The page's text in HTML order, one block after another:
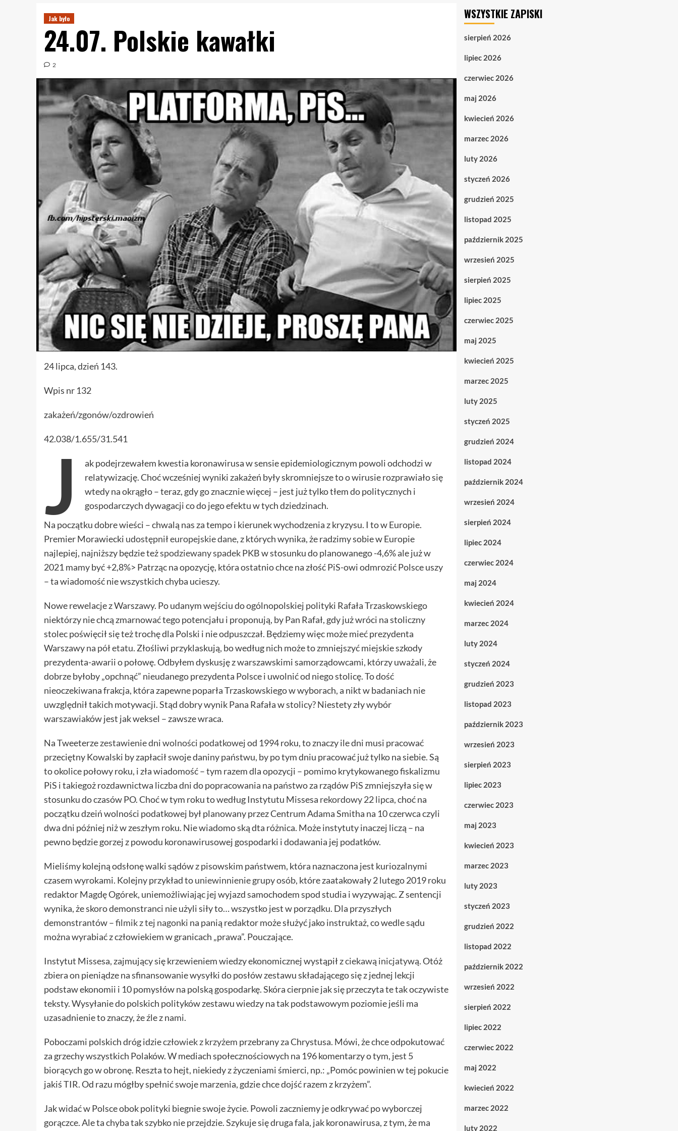
Jak było
24.07. Polskie kawałki
2
24 lipca, dzień 143.
Wpis nr 132
zakażeń/zgonów/ozdrowień
42.038/1.655/31.541
J
ak podejrzewałem kwestia koronawirusa w sensie epidemiologicznym powoli odchodzi w
relatywizację. Choć wcześniej wyniki zakażeń były skromniejsze to o wirusie rozprawiało się
wtedy na okrągło – teraz, gdy go znacznie więcej – jest już tylko tłem do politycznych i
gospodarczych dywagacji co do jego efektu w tych dziedzinach.
Na początku dobre wieści – chwalą nas za tempo i kierunek wychodzenia z kryzysu. I to w Europie.
Premier Morawiecki udostępnił europejskie dane, z których wynika, że radzimy sobie w Europie
najlepiej, najniższy będzie teżspodziewany spadekPKB w stosunku do planowanego -4,6% ale już w
2021 mamy być +2,8%> Patrząc na opozycję, która ostatnio chce na złość PiS-owi odmrozić Polsce uszy
– ta wiadomość nie wszystkich chyba ucieszy.
Nowe rewelacje z Warszawy. Po udanym wejściu do ogólnopolskiej polityki Rafała Trzaskowskiego
niektórzy nie chcą zmarnować tego potencjału i proponują, by Pan Rafał, gdy już wróci na stoliczny
stolec poświęcił się też trochę dla Polski i nie odpuszczał. Będziemy więc może mieć prezydenta
Warszawyna pół etatu. Złośliwi przyklaskują, bo według nich może to zmniejszyć miejskie szkody
prezydenta-awarii o połowę. Odbyłem dyskusję z warszawskimi samorządowcami, którzy uważali, że
dobrze byłoby „opchnąć” nieudanego prezydenta Polsce i uwolnić od niego stolicę. To dość
nieoczekiwana frakcja, która zapewne poparła Trzaskowskiego w wyborach, a nikt w badaniach nie
uwzględnił takich motywacji. Stąd dobry wynik Pana Rafała w stolicy? Niestety zły wybór
warszawiaków jest jak weksel – zawsze wraca.
Na Tweeterzezestawienie dni wolności podatkowejod 1994 roku, to znaczy ile dni musi pracować
przeciętny Kowalski by zapłacił swoje daniny państwu, by po tym dniu pracować już tylko na siebie. Są
to okolice połowy roku, i zła wiadomość – tym razem dla opozycji – pomimo krytykowanego fiskalizmu
PiS i takiegoż rozdawnictwa liczba dni do popracowania na państwo za rządów PiS zmniejszyła się w
stosunku do czasów PO. Choć w tym roku to według Instytutu Missesa rekordowy 22 lipca, choć na
początku dzeiń wolności podatkowej był planowany przez Centrum Adama Smitha na 10 czerwca czyli
dwa dni później niż w zeszłym roku. Nie wiadomo ską dta różnica. Może instytuty inaczej liczą – na
pewno będzie gorzej z powodu koronawirusowej gospodarki i dodawania jej podatków.
Mieliśmy kolejną odsłonę walki sądów z pisowskim państwem, która naznaczona jest kuriozalnymi
czasem wyrokami. Kolejny przykład touniewinnienie grupy osób, które zaatakowały 2 lutego 2019 roku
redaktor Magdę Ogórek, uniemożliwiając jej wyjazd samochodem spod studia i wyzywając. Z sentencji
wynika, że skoro demonstranci nie użyli siły to… wszystko jest w porządku. Dla przyszłych
demonstrantów –filmik z tej nagonki na panią redaktor może służyć jako instruktaż, co wedle sądu
można wyrabiać z człowiekiem w granicach „prawa”. Pouczające.
Instytut Missesa, zajmujący się krzewieniem wiedzy ekonomicznej wystąpił zciekawą inicjatywą. Otóż
zbiera on pieniądze na sfinansowanie wysyłki do posłów zestawu składającego się z jednej lekcji
podstaw ekonomii i 10 pomysłów na polską gospodarkę. Skóra cierpnie jak się przeczyta te tak oczywiste
teksty. Wysyłanie do polskich polityków zestawu wiedzy na tak podstawowym poziomie jeśli ma
uzasadnienie to znaczy, że źle z nami.
Poboczami polskich dróg idzieczłowiek z krzyżem przebrany za Chrystusa. Mówi, że chce odpokutować
za grzechy wszystkich Polaków. W mediach społecznościowych na 196 komentarzy o tym, jest 5
biorących go w obronę. Reszta to hejt, niekiedy z życzeniami śmierci, np.: „Pomóc powinien w tej pokucie
jakiś TIR. Od razu mógłby spełnić swoje marzenia, gdzie chce dojść razem z krzyżem”.
Jak widać w Polsce obok polityki biegnie swoje życie. Powoli zaczniemy je odkrywać po wyborczej
gorączce. Ale ta chyba tak szybko nie przejdzie. Szykuje się druga fala, jak koronawirusa, z tym, że ma
WSZYSTKIE ZAPISKI
sierpień 2026
lipiec 2026
czerwiec 2026
maj 2026
kwiecień 2026
marzec 2026
luty 2026
styczeń 2026
grudzień 2025
listopad 2025
październik 2025
wrzesień 2025
sierpień 2025
lipiec 2025
czerwiec 2025
maj 2025
kwiecień 2025
marzec 2025
luty 2025
styczeń 2025
grudzień 2024
listopad 2024
październik 2024
wrzesień 2024
sierpień 2024
lipiec 2024
czerwiec 2024
maj 2024
kwiecień 2024
marzec 2024
luty 2024
styczeń 2024
grudzień 2023
listopad 2023
październik 2023
wrzesień 2023
sierpień 2023
lipiec 2023
czerwiec 2023
maj 2023
kwiecień 2023
marzec 2023
luty 2023
styczeń 2023
grudzień 2022
listopad 2022
październik 2022
wrzesień 2022
sierpień 2022
lipiec 2022
czerwiec 2022
maj 2022
kwiecień 2022
marzec 2022
luty 2022